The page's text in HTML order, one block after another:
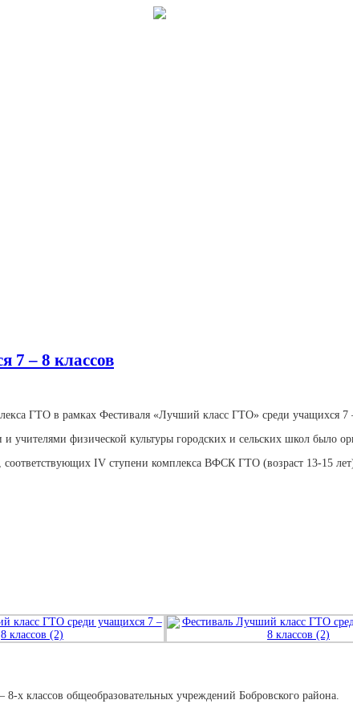
7 – 8 классов
ГТО в рамках Фестиваля «Лучший класс ГТО» среди учащихся 7
физической культуры городских и сельских школ было
IV ступени комплекса ВФСК ГТО (возраст 13-15
х классов общеобразовательных учреждений Бобровского района.